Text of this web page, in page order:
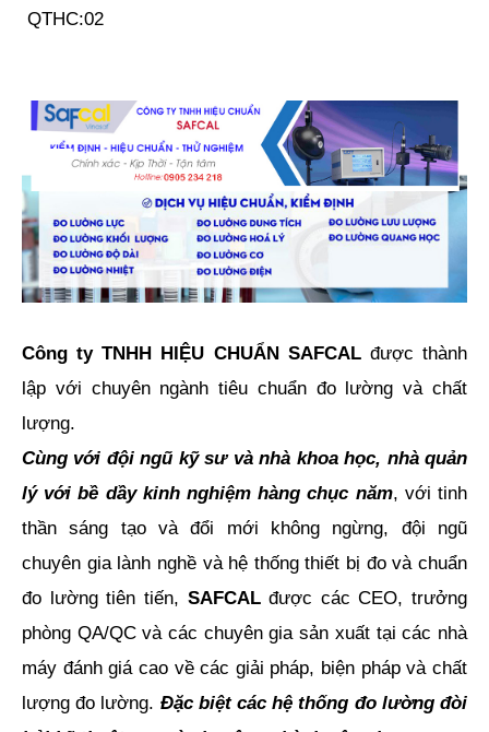
QTHC:02
Công ty TNHH HIỆU CHUẨN SAFCAL được thành
lập với chuyên ngành tiêu chuẩn đo lường và chất
lượng.
Cùng với đội ngũ kỹ sư và nhà khoa học, nhà quản
lý với bề dầy kinh nghiệm hàng chục năm, với tinh
thần sáng tạo và đổi mới không ngừng, đội ngũ
chuyên gia lành nghề và hệ thống thiết bị đo và chuẩn
đo lường tiên tiến, SAFCALđược các CEO, trưởng
phòng QA/QC và các chuyên gia sản xuất tại các nhà
máy đánh giá cao về các giải pháp, biện pháp và chất
lượng đo lường. Đặc biệt các hệ thống đo lường đòi